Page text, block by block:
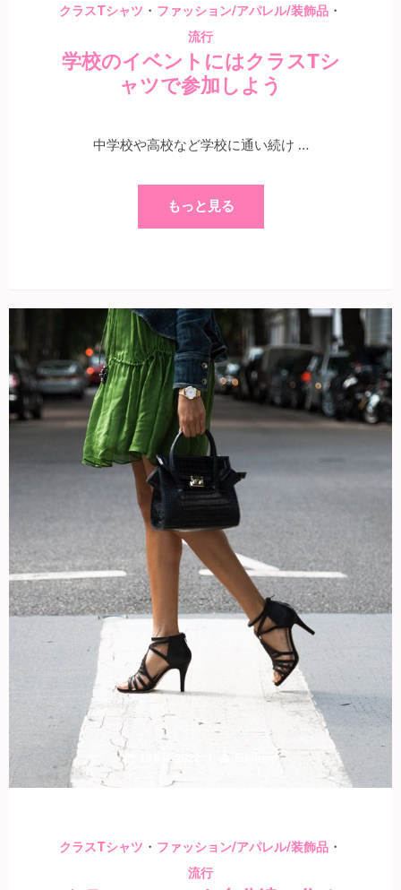
クラスTシャツ ・ ファッション/アパレル/装飾品 ・
流行
学校のイベントにはクラスTシ
ャツで参加しよう
中学校や高校など学校に通い続け …
もっと見る
15 5月 2022
クラスTシャツ ・ ファッション/アパレル/装飾品 ・
流行